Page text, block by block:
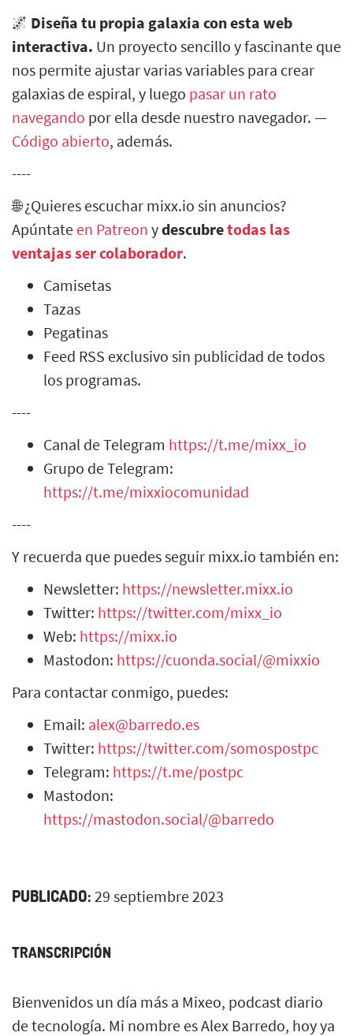
🌌 Diseña tu propia galaxia con esta web
interactiva. Un proyecto sencillo y fascinante que
nos permite ajustar varias variables para crear
galaxias de espiral, y luego pasar un rato
navegando por ella desde nuestro navegador. —
Código abierto, además.
----
🌐 ¿Quieres escuchar mixx.io sin anuncios?
Apúntate en Patreon ydescubretodas las
ventajas ser colaborador.
Camisetas
Tazas
Pegatinas
Feed RSS exclusivo sin publicidad de todos
los programas.
----
Canal de Telegram https://t.me/mixx_io
Grupo de Telegram:
https://t.me/mixxiocomunidad
----
Y recuerda que puedes seguir mixx.io también en:
Newsletter: https://newsletter.mixx.io
Twitter: https://twitter.com/mixx_io
Web: https://mixx.io
Mastodon: https://cuonda.social/@mixxio
Para contactar conmigo, puedes:
Email: alex@barredo.es
Twitter: https://twitter.com/somospostpc
Telegram: https://t.me/postpc
Mastodon:
https://mastodon.social/@barredo
PUBLICADO: 29 septiembre 2023
TRANSCRIPCIÓN
Bienvenidos un día más a Mixeo, podcast diario
de tecnología. Mi nombre es Alex Barredo, hoy ya